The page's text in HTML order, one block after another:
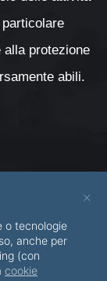
alla protezione
abili.
×
o tecnologie
anche per
(con
cookie